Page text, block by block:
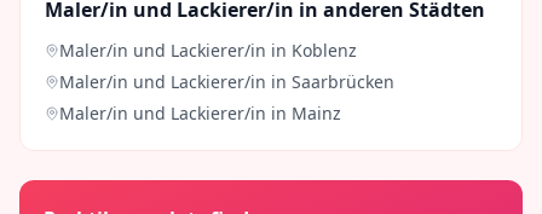
Maler/in und Lackierer/in in anderen Städten
Maler/in und Lackierer/in in Koblenz
Maler/in und Lackierer/in in Saarbrücken
Maler/in und Lackierer/in in Mainz